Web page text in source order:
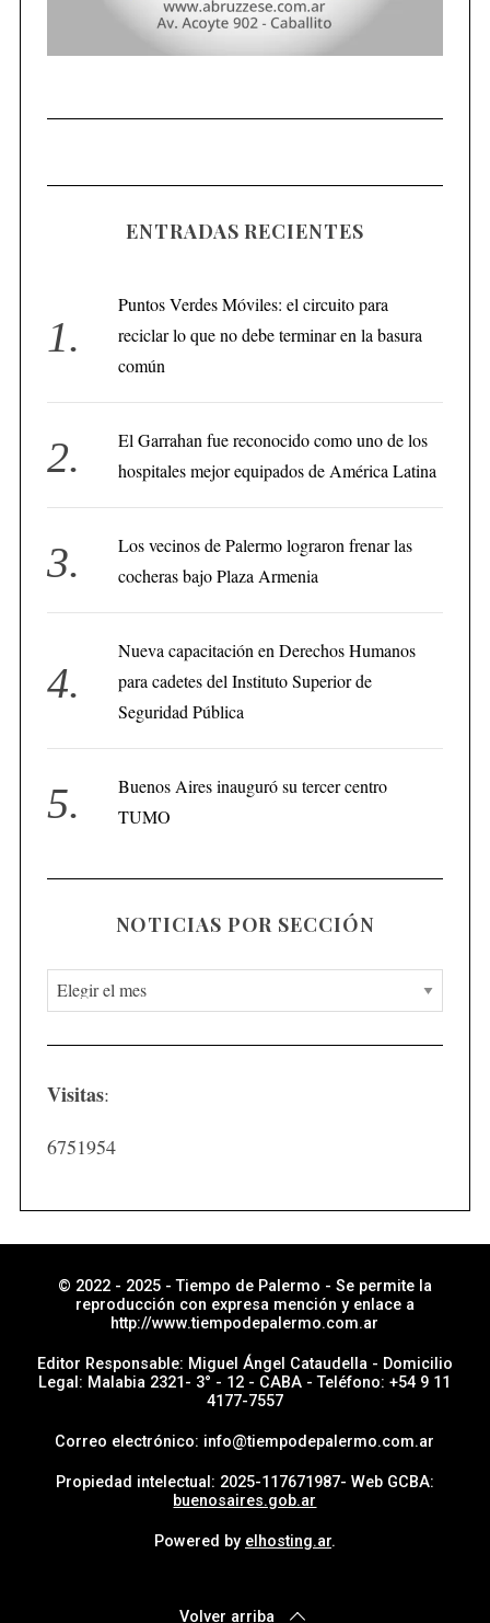
ENTRADAS RECIENTES
Puntos Verdes Móviles: el circuito para
reciclar lo que no debe terminar en la basura
común
El Garrahan fue reconocido como uno de los
hospitales mejor equipados de América Latina
Los vecinos de Palermo lograron frenar las
cocheras bajo Plaza Armenia
Nueva capacitación en Derechos Humanos
para cadetes del Instituto Superior de
Seguridad Pública
Buenos Aires inauguró su tercer centro
TUMO
NOTICIAS POR SECCIÓN
N
o
t
c
i
e
c
Visitas:
6751954
© 2022 - 2025 - Tiempo de Palermo - Se permite la
reproducción con expresa mención y enlace a
http://www.tiempodepalermo.com.ar
Editor Responsable: Miguel Ángel Cataudella - Domicilio
Legal: Malabia 2321- 3° - 12 - CABA - Teléfono: +54 9 11
4177-7557
Correo electrónico: info@tiempodepalermo.com.ar
Propiedad intelectual: 2025-117671987- Web GCBA:
buenosaires.gob.ar
Powered by elhosting.ar.
Volver arriba